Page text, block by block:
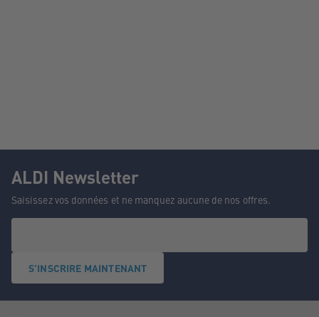
ALDI Newsletter
Saisissez vos données et ne manquez aucune de nos offres.
S'INSCRIRE MAINTENANT